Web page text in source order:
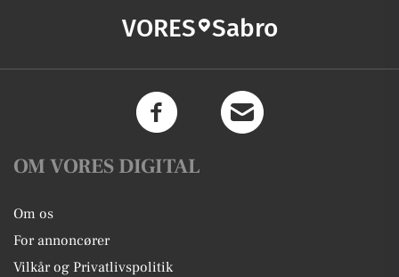
VORES Sabro
OM VORES DIGITAL
Om os
For annoncører
Vilkår og Privatlivspolitik